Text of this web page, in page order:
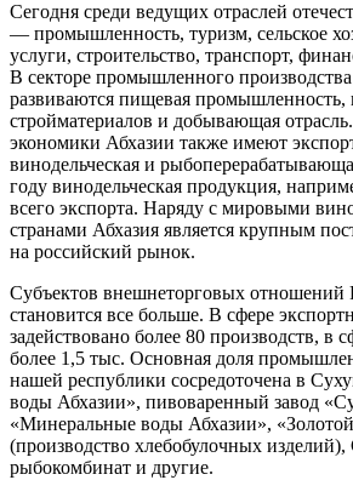
Сегодня среди ведущих отраслей
— промышленность, туризм, сельское
услуги, строительство, транспорт,
В секторе промышленного
развиваются пищевая промышленность,
стройматериалов и добывающая
экономики Абхазии также имеют
винодельческая и
году винодельческая продукция,
всего экспорта. Наряду с мировыми
странами Абхазия является крупным
на российский рынок.
Субъектов внешнеторговых отношений
становится все больше. В сфере
задействовано более 80 производств,
более 1,5 тыс. Основная доля
нашей республики сосредоточена в
воды Абхазии», пивоваренный завод
«Минеральные воды Абхазии»,
(производство хлебобулочных
рыбокомбинат и другие.